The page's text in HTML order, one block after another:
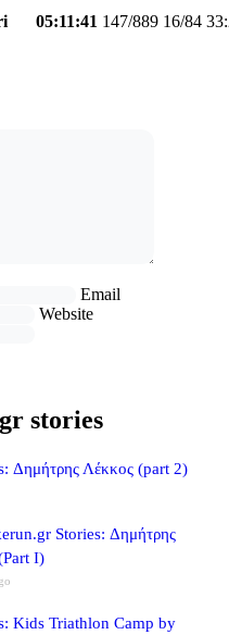
05:11:41 147/889 16/84
Email
Website
stories
Δημήτρης Λέκκος (part 2)
Stories: Δημήτρης
I)
Kids Triathlon Camp by